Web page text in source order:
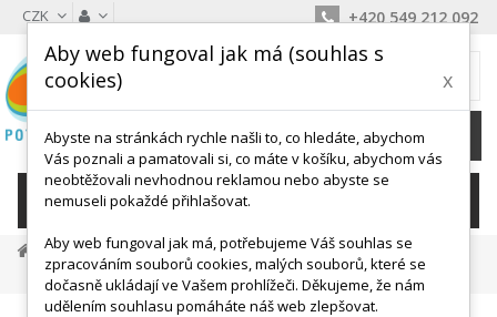
CZK +420 549 212 092
0 Kč
KATEGORIE
Míče, Válce, Hopsadla
Velké Míče
Odolný Míč Bureba Ball Home - Průměr 65 Cm - Trendy Sport
Aby web fungoval jak má (souhlas s
cookies)
x
Abyste na stránkách rychle našli to, co hledáte, abychom
Vás poznali a pamatovali si, co máte v košíku, abychom vás
neobtěžovali nevhodnou reklamou nebo abyste se
nemuseli pokaždé přihlašovat.
Aby web fungoval jak má, potřebujeme Váš souhlas se
zpracováním souborů cookies, malých souborů, které se
dočasně ukládají ve Vašem prohlížeči. Děkujeme, že nám
udělením souhlasu pomáháte náš web zlepšovat.